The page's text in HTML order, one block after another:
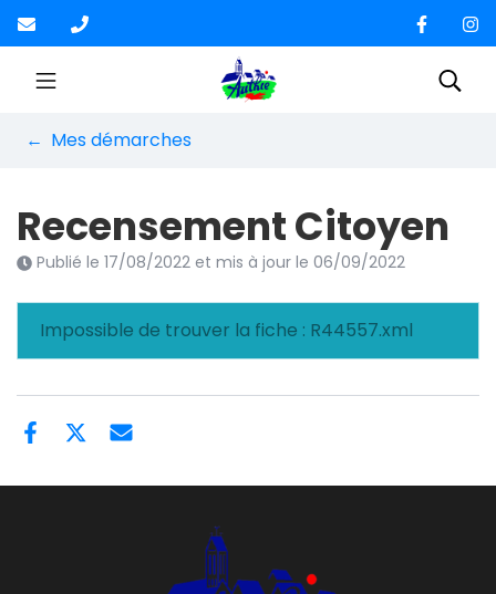
Aller
au
contenu
Site officiel de la
Mes démarches
Recensement Citoyen
Publié le 17/08/2022 et mis à jour le 06/09/2022
Impossible de trouver la fiche : R44557.xml